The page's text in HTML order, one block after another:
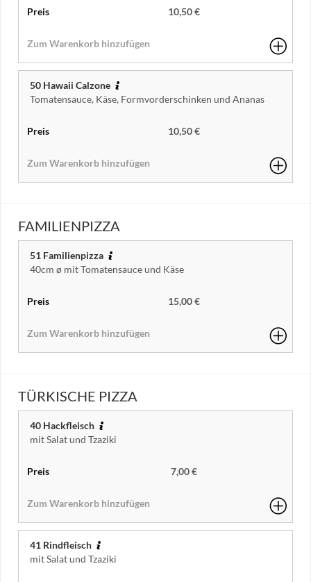
10,50 €
50 Hawaii Calzone
Tomatensauce, Käse, Formvorderschinken und Ananas
10,50 €
FAMILIENPIZZA
51 Familienpizza
40cm ø mit Tomatensauce und Käse
15,00 €
TÜRKISCHE PIZZA
40 Hackfleisch
mit Salat und Tzaziki
7,00 €
41 Rindfleisch
mit Salat und Tzaziki